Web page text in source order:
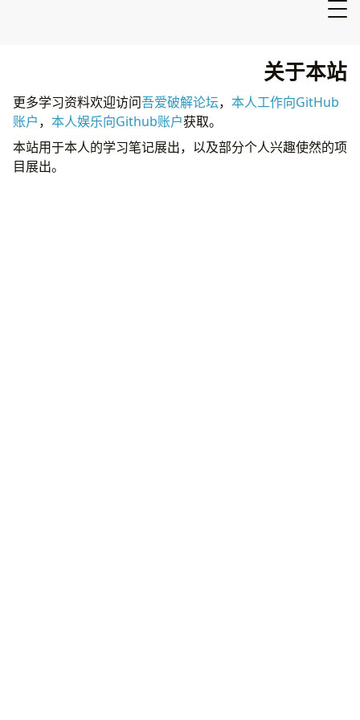
关于本站
更多学习资料欢迎访问吾爱破解论坛， 本人工作向GitHub
账户， 本人娱乐向Github账户获取。
本站用于本人的学习笔记展出，以及部分个人兴趣使然的项
目展出。